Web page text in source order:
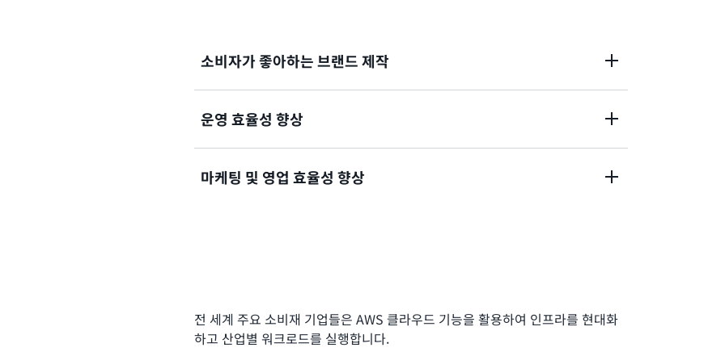
소비자가 좋아하는 브랜드 제작
하고 이에 따라 조치를 취함으로써 고객이 원하는 제품과 기능을 제공할 수
있게 합니다.
운영 효율성 향상
이고 생산 계획 및 실행을 최적화하며 기계 가동 중지 시간을 줄이며 품질 관
마케팅 및 영업 효율성 향상
전 세계 주요 소비재 기업들은 AWS 클라우드 기능을 활용하여 인프라를 현대화
하고 산업별 워크로드를 실행합니다.